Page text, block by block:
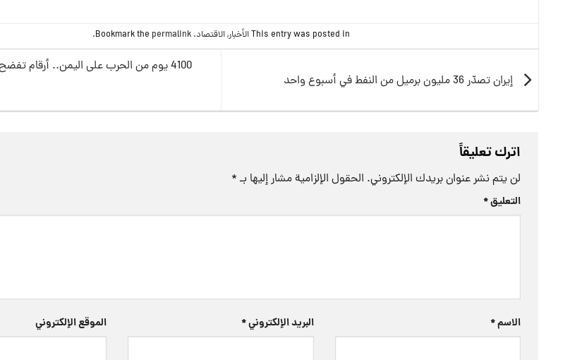
This entry was posted inالأخبار,الاقتصاد. Bookmark the
permalink
.
إيران تصدّر 36 مليون برميل من النفط في أسبوع واحد
4100 يوم من الحرب على اليمن.. أرقام
اترك تعليقاً
لن يتم نشر عنوان بريدك الإلكتروني. الحقول الإلزامية مشار إليها بـ *
التعليق*
الاسم* البريد الإلكتروني* الموقع الإلكتروني